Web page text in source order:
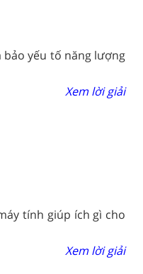
bảo yếu tố năng lượng
Xem lời giải
tính giúp ích gì cho
Xem lời giải